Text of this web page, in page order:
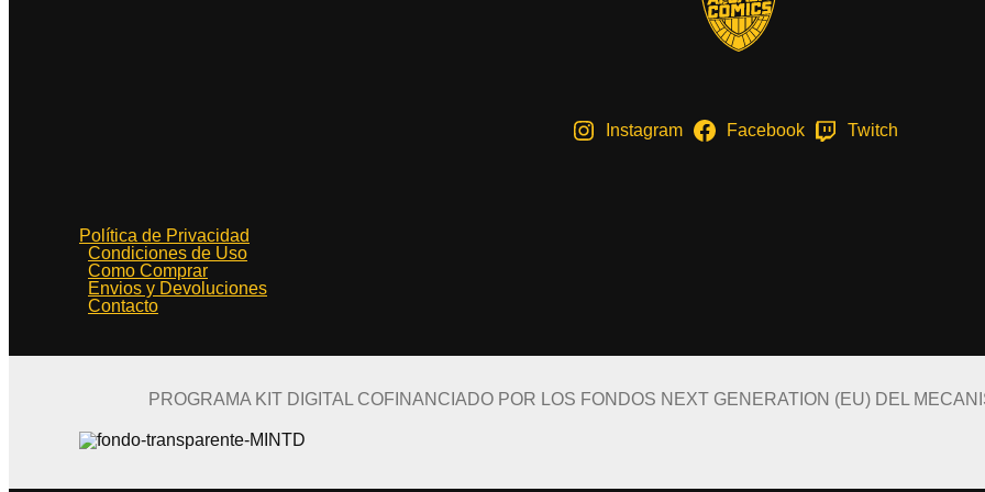
Instagram Facebook Twitch
Política de Privacidad
Condiciones de Uso
Como Comprar
Envios y Devoluciones
Contacto
PROGRAMA KIT DIGITAL COFINANCIADO POR LOS FONDOS NEXT GENERATION (EU) DEL